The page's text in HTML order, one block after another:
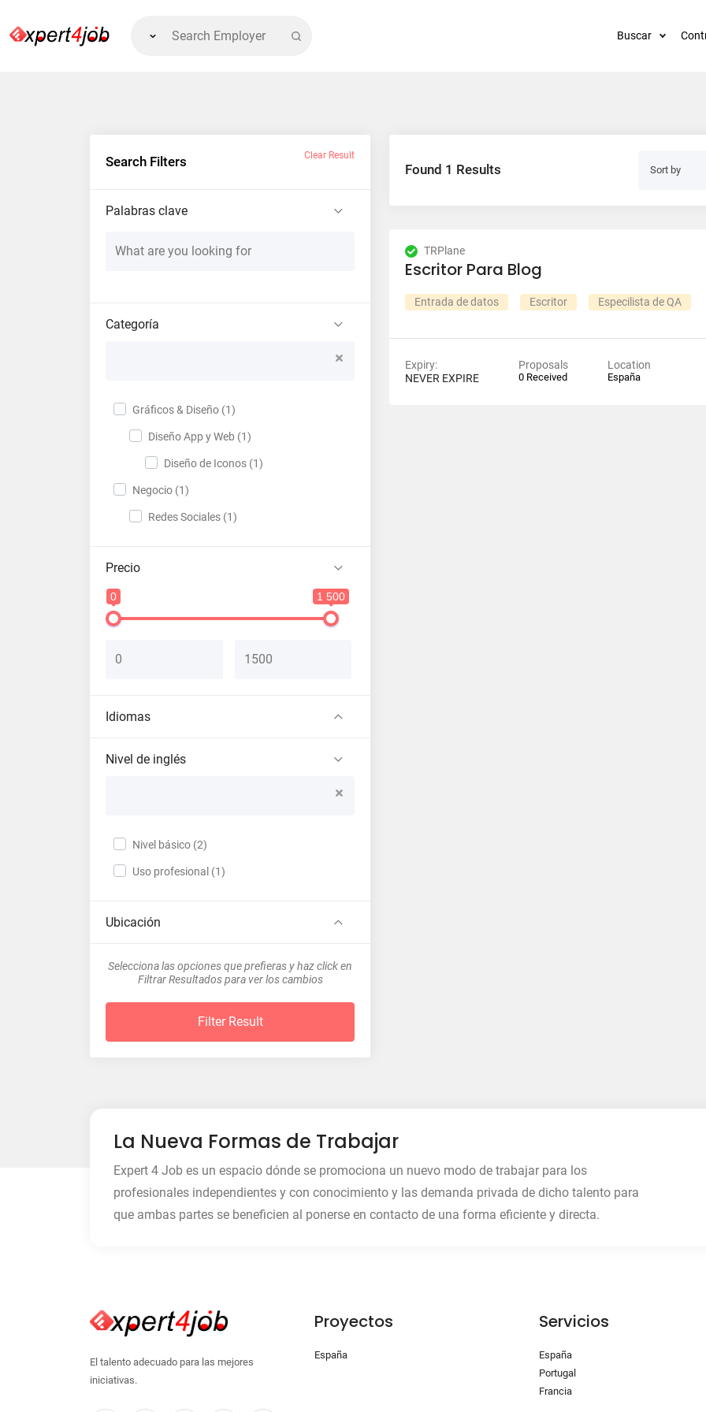
Buscar
Search Filters Clear Result
Palabras clave
Categoría
Gráficos & Diseño (1)
Diseño App y Web (1)
Diseño de Iconos (1)
Negocio (1)
Redes Sociales (1)
Precio
0 1 500
Idiomas
Nivel de inglés
Nivel básico (2)
Uso profesional (1)
Ubicación
Selecciona las opciones que prefieras y haz click en
Filtrar Resultados para ver los cambios
Filter Result
Found 1 Results Sort by
TRPlane
Escritor Para Blog
Entrada de datos Escritor Especilista de QA
Expiry:
NEVER EXPIRE
Proposals
0 Received
Location
España
La Nueva Formas de Trabajar
Expert 4 Job es un espacio dónde se promociona un nuevo modo de trabajar para los
profesionales independientes y con conocimiento y las demanda privada de dicho talento para
que ambas partes se beneficien al ponerse en contacto de una forma eficiente y directa.
El talento adecuado para las mejores
iniciativas.
Proyectos
España
Servicios
España
Portugal
Francia